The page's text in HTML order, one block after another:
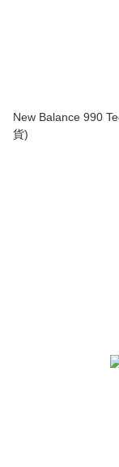
New Balance 990
貨)